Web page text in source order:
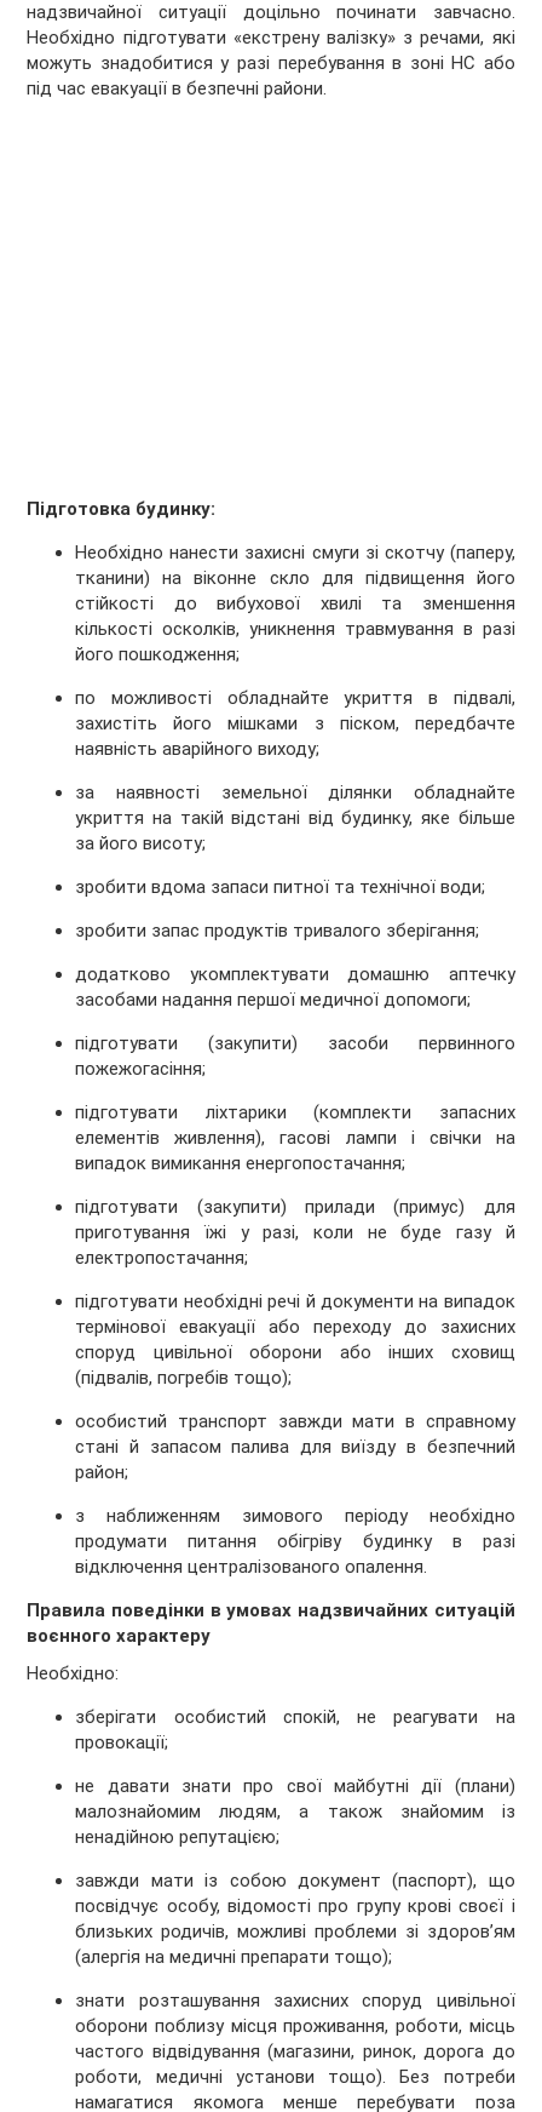
надзвичайної ситуації доцільно починати завчасно.
Необхідно підготувати «екстрену валізку» з речами, які
можуть знадобитися у разі перебування в зоні НС або
під час евакуації в безпечні райони.
Підготовка будинку:
Необхідно нанести захисні смуги зі скотчу (паперу,
тканини) на віконне скло для підвищення його
стійкості до вибухової хвилі та зменшення
кількості осколків, уникнення травмування в разі
його пошкодження;
по можливості обладнайте укриття в підвалі,
захистіть його мішками з піском, передбачте
наявність аварійного виходу;
за наявності земельної ділянки обладнайте
укриття на такій відстані від будинку, яке більше
за його висоту;
зробити вдома запаси питної та технічної води;
зробити запас продуктів тривалого зберігання;
додатково укомплектувати домашню аптечку
засобами надання першої медичної допомоги;
підготувати (закупити) засоби первинного
пожежогасіння;
підготувати ліхтарики (комплекти запасних
елементів живлення), гасові лампи і свічки на
випадок вимикання енергопостачання;
підготувати (закупити) прилади (примус) для
приготування їжі у разі, коли не буде газу й
електропостачання;
підготувати необхідні речі й документи на випадок
термінової евакуації або переходу до захисних
споруд цивільної оборони або інших сховищ
(підвалів, погребів тощо);
особистий транспорт завжди мати в справному
стані й запасом палива для виїзду в безпечний
район;
з наближенням зимового періоду необхідно
продумати питання обігріву будинку в разі
відключення централізованого опалення.
Правила поведінки в умовах надзвичайних ситуацій
воєнного характеру
Необхідно:
зберігати особистий спокій, не реагувати на
провокації;
не давати знати про свої майбутні дії (плани)
малознайомим людям, а також знайомим із
ненадійною репутацією;
завжди мати із собою документ (паспорт), що
посвідчує особу, відомості про групу крові своєї і
близьких родичів, можливі проблеми зі здоров’ям
(алергія на медичні препарати тощо);
знати розташування захисних споруд цивільної
оборони поблизу місця проживання, роботи, місць
частого відвідування (магазини, ринок, дорога до
роботи, медичні установи тощо). Без потреби
намагатися якомога менше перебувати поза